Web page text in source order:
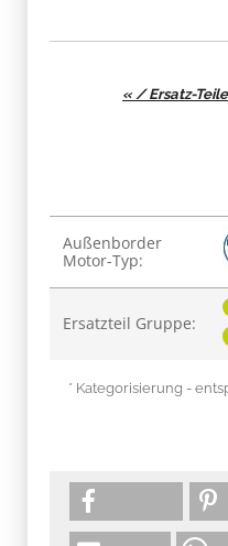
« / Ersatz-
Produkteigenschaft
Wert
Außenborder
Motor-Typ:
Ersatzteil Gruppe:
* Kategorisierung -